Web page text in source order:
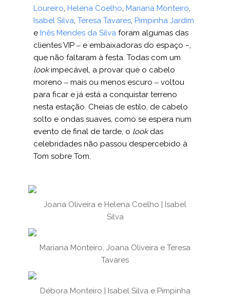
Loureiro, Helena Coelho, Mariana Monteiro,
Isabel Silva, Teresa Tavares, Pimpinha Jardim
e Inês Mendes da Silva foram algumas das
clientes VIP ‒ e embaixadoras do espaço −,
que não faltaram à festa. Todas com um
lookimpecável, a provar que o cabelo
moreno ‒ mais ou menos escuro ‒ voltou
para ficar e já está a conquistar terreno
nesta estação. Cheias de estilo, de cabelo
solto e ondas suaves, como se espera num
evento de final de tarde, o lookdas
celebridades não passou despercebido à
Tom sobre Tom.
Joana Oliveira e Helena Coelho | Isabel
Silva
Mariana Monteiro, Joana Oliveira e Teresa
Tavares
Débora Monteiro | Isabel Silva e Pimpinha